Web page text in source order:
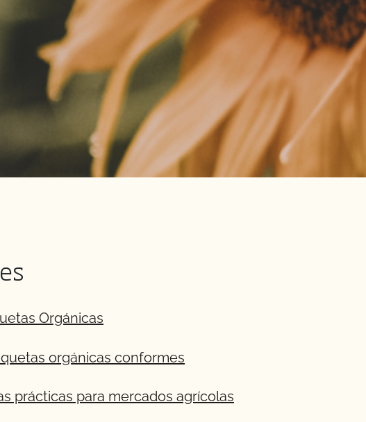
Orgánicas
orgánicas conformes
prácticas para mercados agrícolas